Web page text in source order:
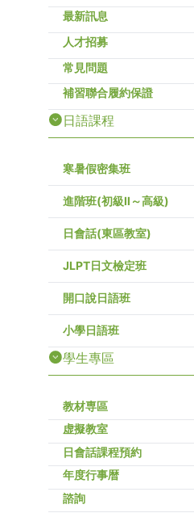
最新訊息
人才招募
常見問題
補習聯合履約保證
日語課程
寒暑假密集班
進階班(初級Ⅱ～高級)
日會話(東區教室)
JLPT日文檢定班
開口說日語班
小學日語班
學生專區
教材専區
虚擬教室
日會話課程預約
年度行事暦
諮詢